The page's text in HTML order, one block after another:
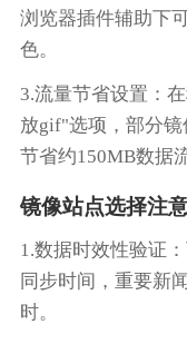
浏览器插件辅助下
色。
3.流量节省设置：
放gif"选项，部分
节省约150MB数据
镜像站点选择注
1.数据时效性验证
同步时间，重要新
时。